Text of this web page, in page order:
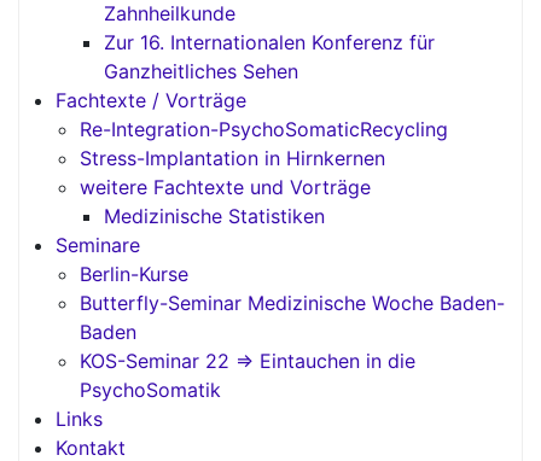
Zahnheilkunde
Zur 16. Internationalen Konferenz für
Ganzheitliches Sehen
Fachtexte / Vorträge
Re-Integration-PsychoSomaticRecycling
Stress-Implantation in Hirnkernen
weitere Fachtexte und Vorträge
Medizinische Statistiken
Seminare
Berlin-Kurse
Butterfly-Seminar Medizinische Woche Baden-
Baden
KOS-Seminar 22 => Eintauchen in die
PsychoSomatik
Links
Kontakt